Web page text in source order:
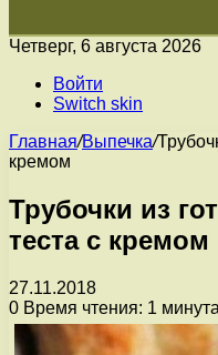
Четверг, 6 августа 2026
Войти
Switch skin
Главная/Выпечка/
кремом
Трубочки из
теста с кремом
27.11.2018
0 Время чтения: 1 минута